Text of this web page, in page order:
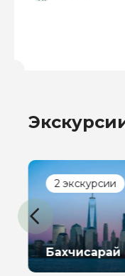
2 экскурсии
Бахчисарай